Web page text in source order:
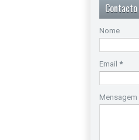
Contacto
Nome
Email *
Mensagem